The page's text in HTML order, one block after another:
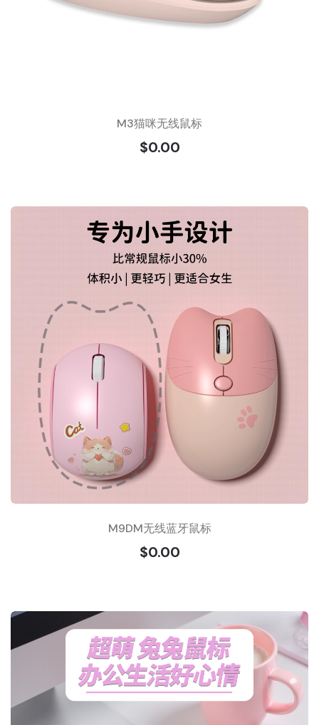
M3猫咪无线鼠标
$0.00
M9DM无线蓝牙鼠标
$0.00